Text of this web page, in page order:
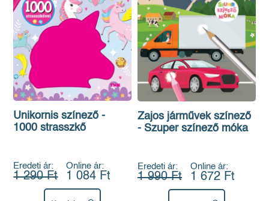
Unikornis színező -
1000 strasszkő
Eredeti ár:
1 290 Ft
Online ár:
1 084 Ft
Zajos járművek színező
- Szuper színező móka
Eredeti ár:
1 990 Ft
Online ár:
1 672 Ft